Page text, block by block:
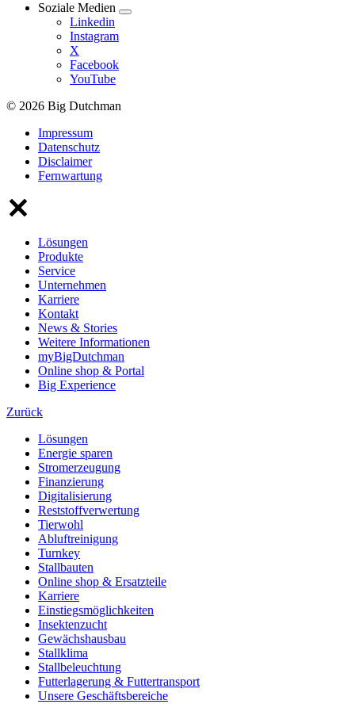
Soziale Medien
Linkedin
Instagram
X
Facebook
YouTube
© 2026 Big Dutchman
Impressum
Datenschutz
Disclaimer
Fernwartung
Lösungen
Produkte
Service
Unternehmen
Karriere
Kontakt
News & Stories
Weitere Informationen
myBigDutchman
Online shop & Portal
Big Experience
Zurück
Lösungen
Energie sparen
Stromerzeugung
Finanzierung
Digitalisierung
Reststoffverwertung
Tierwohl
Abluftreinigung
Turnkey
Stallbauten
Online shop & Ersatzteile
Karriere
Einstiegsmöglichkeiten
Insektenzucht
Gewächshausbau
Stallklima
Stallbeleuchtung
Futterlagerung & Futtertransport
Unsere Geschäftsbereiche